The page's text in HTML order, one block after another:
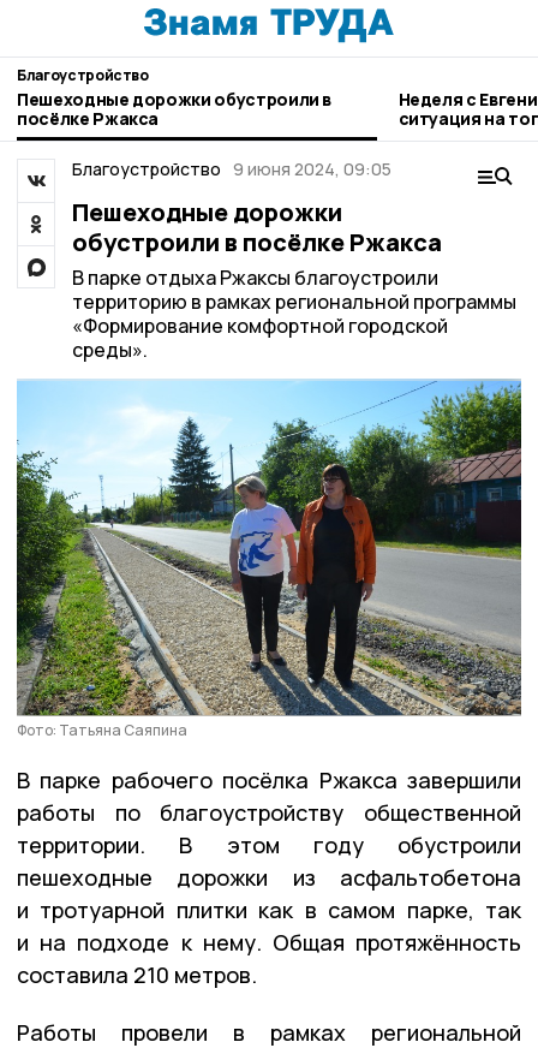
Благоустройство
Пешеходные дорожки обустроили в
посёлке Ржакса
Неделя с
ситуация на
городе и
Благоустройство 9 июня 2024, 09:05
Пешеходные дорожки
обустроили в посёлке Ржакса
В парке отдыха Ржаксы благоустроили
территорию в рамках региональной программы
«Формирование комфортной городской
среды».
Фото: Татьяна Саяпина
В парке рабочего посёлка Ржакса завершили
работы по благоустройству общественной
территории. В этом году обустроили
пешеходные дорожки из асфальтобетона
и тротуарной плитки как в самом парке, так
и на подходе к нему. Общая протяжённость
составила 210 метров.
Работы провели в рамках региональной